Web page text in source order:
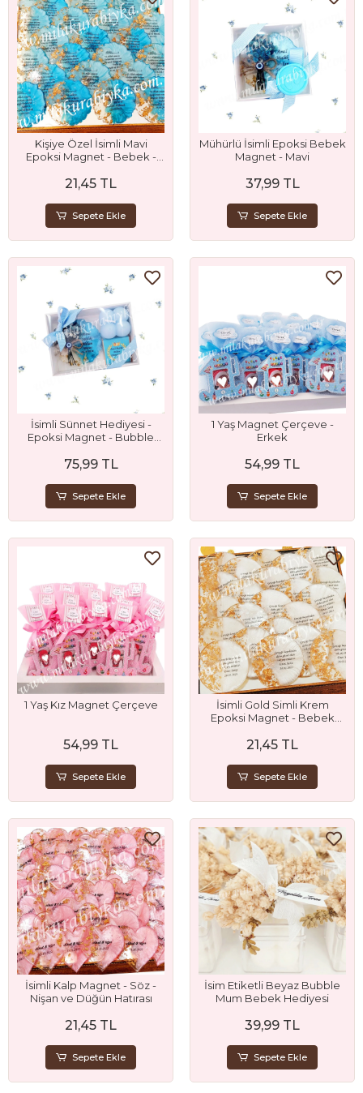
Kişiye Özel İsimli Mavi
Epoksi Magnet - Bebek -
Nikah Hediyelik
21,45 TL
Sepete Ekle
Mühürlü İsimli Epoksi Bebek
Magnet - Mavi
37,99 TL
Sepete Ekle
İsimli Sünnet Hediyesi -
Epoksi Magnet - Bubble
75,99 TL
Sepete Ekle
1 Yaş Magnet Çerçeve -
Erkek
54,99 TL
Sepete Ekle
1 Yaş Kız Magnet Çerçeve
54,99 TL
Sepete Ekle
İsimli Gold Simli Krem
Epoksi Magnet - Bebek
Hediyeliği
21,45 TL
Sepete Ekle
İsimli Kalp Magnet - Söz -
Nişan ve Düğün Hatırası
21,45 TL
Sepete Ekle
İsim Etiketli Beyaz Bubble
Mum Bebek Hediyesi
39,99 TL
Sepete Ekle